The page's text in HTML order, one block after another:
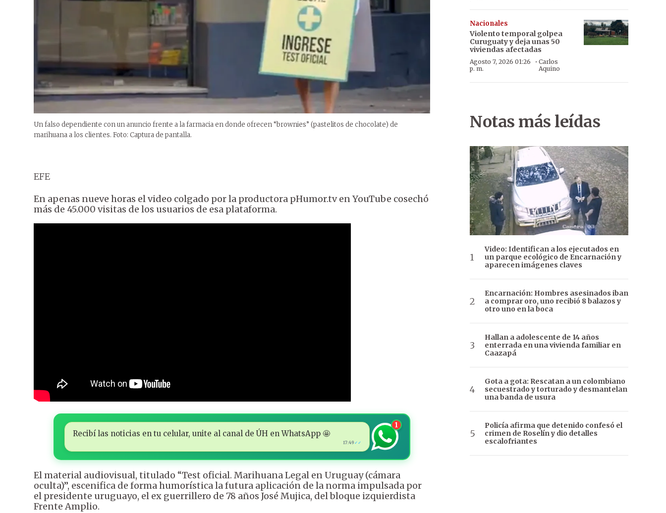
Un falso dependiente con un anuncio frente a la farmacia en donde ofrecen “brownies” (pastelitos de chocolate) de
marihuana a los clientes. Foto: Captura de pantalla.
EFE
En apenas nueve horas el video colgado por la productora pHumor.tv en YouTube cosechó
más de 45.000 visitas de los usuarios de esa plataforma.
Recibí las noticias en tu celular, unite al canal de ÚH en WhatsApp 🤩
17:49 ✓✓
1
El material audiovisual, titulado “Test oficial. Marihuana Legal en Uruguay (cámara
oculta)”, escenifica de forma humorística la futura aplicación de la norma impulsada por
el presidente uruguayo, el ex guerrillero de 78 años José Mujica, del bloque izquierdista
Frente Amplio.
Nacionales
Violento temporal golpea
Curuguaty y deja unas 50
viviendas afectadas
Agosto 7, 2026 01:26
p. m.
· Carlos
Aquino
Notas más leídas
Video: Identifican a los ejecutados en
un parque ecológico de Encarnación y
aparecen imágenes claves
Encarnación: Hombres asesinados iban
a comprar oro, uno recibió 8 balazos y
otro uno en la boca
Hallan a adolescente de 14 años
enterrada en una vivienda familiar en
Caazapá
Gota a gota: Rescatan a un colombiano
secuestrado y torturado y desmantelan
una banda de usura
Policía afirma que detenido confesó el
crimen de Roselín y dio detalles
escalofriantes